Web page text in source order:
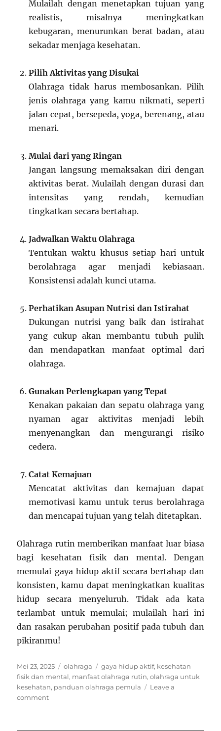
Mulailah dengan menetapkan tujuan yang
realistis, misalnya meningkatkan
kebugaran, menurunkan berat badan, atau
sekadar menjaga kesehatan.
Pilih Aktivitas yang Disukai
Olahraga tidak harus membosankan. Pilih
jenis olahraga yang kamu nikmati, seperti
jalan cepat, bersepeda, yoga, berenang, atau
menari.
Mulai dari yang Ringan
Jangan langsung memaksakan diri dengan
aktivitas berat. Mulailah dengan durasi dan
intensitas yang rendah, kemudian
tingkatkan secara bertahap.
Jadwalkan Waktu Olahraga
Tentukan waktu khusus setiap hari untuk
berolahraga agar menjadi kebiasaan.
Konsistensi adalah kunci utama.
Perhatikan Asupan Nutrisi dan Istirahat
Dukungan nutrisi yang baik dan istirahat
yang cukup akan membantu tubuh pulih
dan mendapatkan manfaat optimal dari
olahraga.
Gunakan Perlengkapan yang Tepat
Kenakan pakaian dan sepatu olahraga yang
nyaman agar aktivitas menjadi lebih
menyenangkan dan mengurangi risiko
cedera.
Catat Kemajuan
Mencatat aktivitas dan kemajuan dapat
memotivasi kamu untuk terus berolahraga
dan mencapai tujuan yang telah ditetapkan.
Olahraga rutin memberikan manfaat luar biasa
bagi kesehatan fisik dan mental. Dengan
memulai gaya hidup aktif secara bertahap dan
konsisten, kamu dapat meningkatkan kualitas
hidup secara menyeluruh. Tidak ada kata
terlambat untuk memulai; mulailah hari ini
dan rasakan perubahan positif pada tubuh dan
pikiranmu!
Posted
on
Mei 23, 2025 Categories
olahraga Tags
gaya hidup aktif, kesehatan
fisik dan mental, manfaat olahraga rutin,olahraga untuk
kesehatan, panduan olahraga pemula
Leave a
commenton